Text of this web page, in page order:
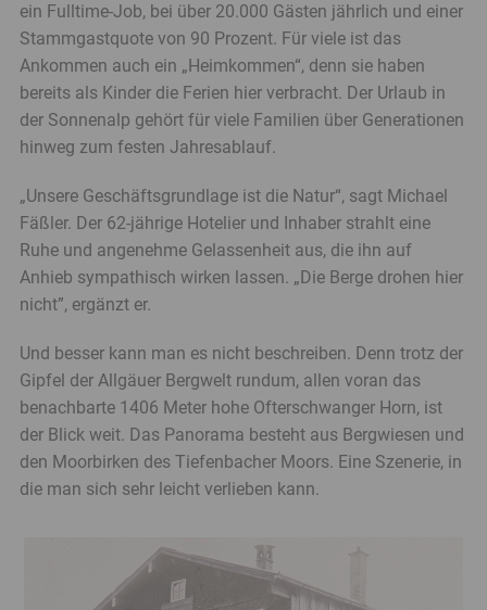
ein Fulltime-Job, bei über 20.000 Gästen jährlich und einer
Stammgastquote von 90 Prozent. Für viele ist das
Ankommen auch ein „Heimkommen“, denn sie haben
bereits als Kinder die Ferien hier verbracht. Der Urlaub in
der Sonnenalp gehört für viele Familien über Generationen
hinweg zum festen Jahresablauf.
„Unsere Geschäftsgrundlage ist die Natur“, sagt Michael
Fäßler. Der 62-jährige Hotelier und Inhaber strahlt eine
Ruhe und angenehme Gelassenheit aus, die ihn auf
Anhieb sympathisch wirken lassen. „Die Berge drohen hier
nicht”, ergänzt er.
Und besser kann man es nicht beschreiben. Denn trotz der
Gipfel der Allgäuer Bergwelt rundum, allen voran das
benachbarte 1406 Meter hohe Ofterschwanger Horn, ist
der Blick weit. Das Panorama besteht aus Bergwiesen und
den Moorbirken des Tiefenbacher Moors. Eine Szenerie, in
die man sich sehr leicht verlieben kann.
überspringen